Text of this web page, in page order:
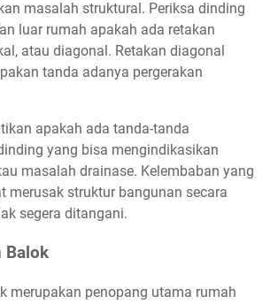
masalah struktural. Periksa dinding
luar rumah apakah ada retakan
atau diagonal. Retakan diagonal
tanda adanya pergerakan
apakah ada tanda-tanda
yang bisa mengindikasikan
masalah drainase. Kelembaban yang
merusak struktur bangunan secara
segera ditangani.
Balok
merupakan penopang utama rumah